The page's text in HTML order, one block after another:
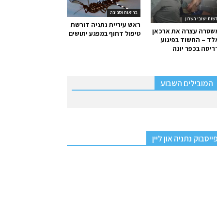
בריאות וסביבה
ראש עיריית נתניה דורשת
טיפול דחוף במפגע יתושים
ישובי השרון
עצרה את ארכאן
– החשוד בפיגוע
בכפר יונה
המובילים השבוע
פייסבוק נתניה און ליין